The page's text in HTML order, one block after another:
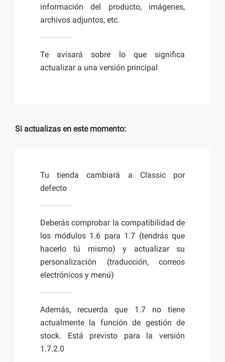
información del producto, imágenes,
archivos adjuntos, etc.
Te avisará sobre lo que significa
actualizar a una versión principal
Si actualizas en este momento:
Tu tienda cambiará a Classic por
defecto
Deberás comprobar la compatibilidad de
los módulos 1.6 para 1.7 (tendrás que
hacerlo tú mismo) y actualizar su
personalización (traducción, correos
electrónicos y menú)
Además, recuerda que 1.7 no tiene
actualmente la función de gestión de
stock. Está previsto para la versión
1.7.2.0